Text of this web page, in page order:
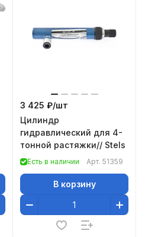
3 425 ₽/шт
Цилиндр
гидравлический для 4-
тонной растяжки// Stels
Есть в наличии Арт. 51359
В корзину